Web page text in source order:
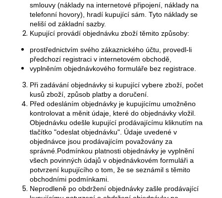
smlouvy (náklady na internetové připojení, náklady na
telefonní hovory), hradí kupující sám. Tyto náklady se
neliší od základní sazby.
Kupující provádí objednávku zboží těmito způsoby:
prostřednictvím svého zákaznického účtu, provedl-li
předchozí registraci v internetovém obchodě,
vyplněním objednávkového formuláře bez registrace.
Při zadávání objednávky si kupující vybere zboží, počet
kusů zboží, způsob platby a doručení.
Před odesláním objednávky je kupujícímu umožněno
kontrolovat a měnit údaje, které do objednávky vložil.
Objednávku odešle kupující prodávajícímu kliknutím na
tlačítko "odeslat objednávku". Údaje uvedené v
objednávce jsou prodávajícím považovány za
správné.Podmínkou platnosti objednávky je vyplnění
všech povinných údajů v objednávkovém formuláři a
potvrzení kupujícího o tom, že se seznámil s těmito
obchodními podmínkami.
Neprodleně po obdržení objednávky zašle prodávající